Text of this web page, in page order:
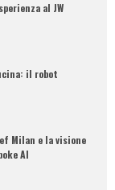
al JW
il robot
Milan e la visione
AI